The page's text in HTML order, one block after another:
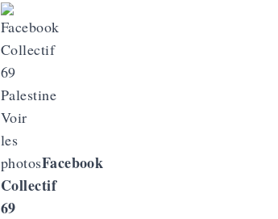
Voir
les
photosFacebook
Collectif
69